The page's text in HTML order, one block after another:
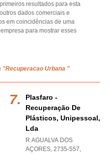
resultados para esta
dados comerciais e
em coincidências de uma
para mostrar esses
"Recuperacao Urbana "
Plasfaro -
Recuperação De
Plásticos, Unipessoal,
Lda
R AGUALVA DOS
AÇORES, 2735-557,